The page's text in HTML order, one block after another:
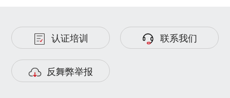
认证培训 联系我们
反舞弊举报